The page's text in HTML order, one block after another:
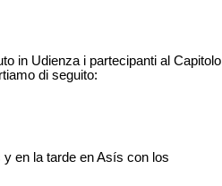
in Udienza i partecipanti al Capitolo
di seguito:
en la tarde en Asís con los